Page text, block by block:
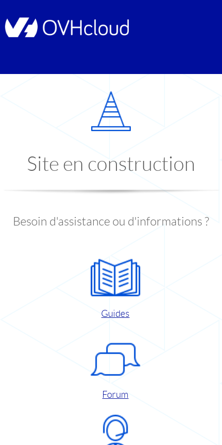
Site en construction
Besoin d'assistance ou d'informations ?
Guides
Forum